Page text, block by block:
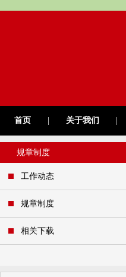
首页 关于我们
规章制度
工作动态
规章制度
相关下载